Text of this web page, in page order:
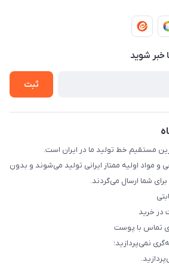
خبر شوید
ثبت
مستقیم خط تولید ما در ایران است.
و مواد اولیه ممتاز ایرانی تولید می‌شوند و بدون
شما ارسال می‌گردند.
در خرید
تماس با پوست
نمی‌پردازید؛